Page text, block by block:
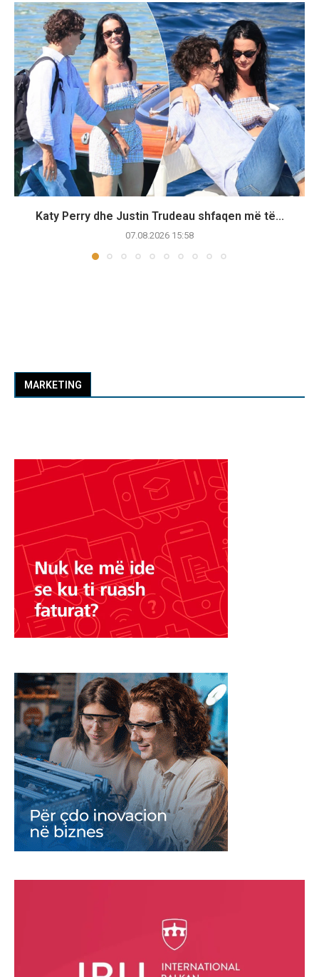
Katy Perry dhe Justin Trudeau shfaqen më të...
07.08.2026 15:58
MARKETING